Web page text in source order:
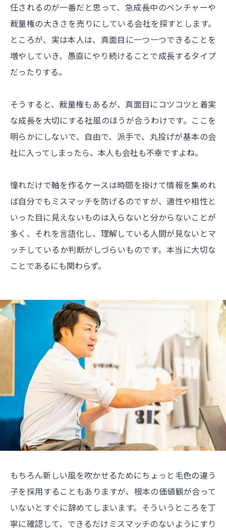
任されるのが一番だと思って、急成長中のベンチャーや
裁量権の大きさを売りにしている会社を探すとします。
ところが、実は本人は、真面目に一つ一つできることを
増やしていき、愚直にやり続けることで成長するタイプ
だったりする。
そうすると、裁量権もあるが、真面目にコツコツと着実
な成長を大切にする社風のほうが合うわけです。ここを
明らかにしないで、自由で、派手で、丸投げが基本の会
社に入ってしまったら、本人も会社も不幸ですよね。
憧れだけで軸を作るケースは時間を掛けて情報を集めれ
ば自分でもミスマッチを防げるのですが、適性や相性と
いった目に見えないものは入らないと分からないことが
多く、それを言語化し、理解している人間が見ないとマ
ッチしているか判断がしづらいものです。本当に大切な
ことであるにも関わらず。
もちろん新しい風を吹かせるためにちょっと毛色の違う
子を採用することもありますが、根本の価値観が合って
いないとすぐに辞めてしまいます。そういうところを丁
寧に確認して、できるだけミスマッチのないようにすり